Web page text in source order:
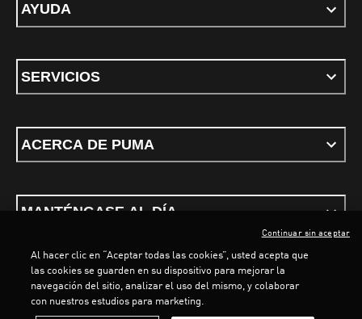
LOADING...
AYUDA
SERVICIOS
ACERCA DE PUMA
MANTÉNGASE AL DÍA
Términos y condicionesPolítica de Privacidad
Al hacer clic en “Aceptar todas las cookies”, usted acepta que
las cookies se guarden en su dispositivo para mejorar la
navegación del sitio, analizar el uso del mismo, y colaborar
con nuestros estudios para marketing.
Continuar sin aceptar